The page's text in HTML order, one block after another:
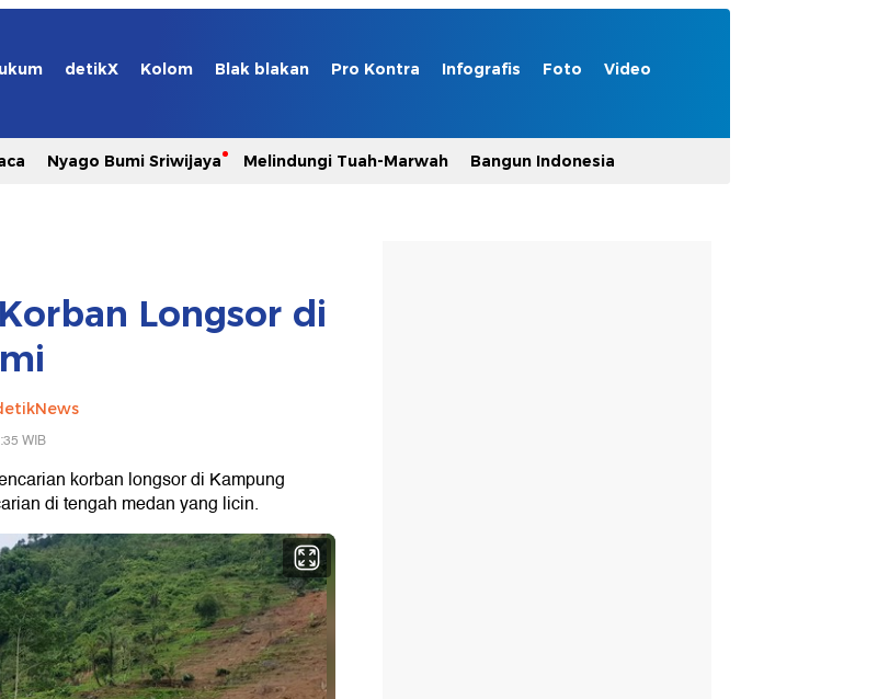
detikX Kolom Blak blakan Pro Kontra Infografis Foto Video
Nyago Bumi Sriwijaya Melindungi Tuah-Marwah Bangun Indonesia
Longsor di
WIB
korban longsor di Kampung
di tengah medan yang licin.